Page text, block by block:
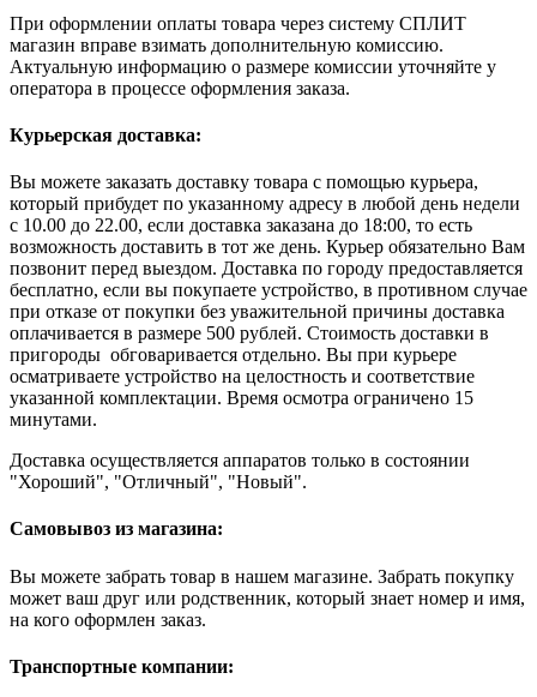
При оформлении оплаты товара через систему СПЛИТ
магазин вправе взимать дополнительную комиссию.
Актуальную информацию о размере комиссии уточняйте у
оператора в процессе оформления заказа.
Курьерская доставка:
Вы можете заказать доставку товара с помощью курьера,
который прибудет по указанному адресу в любой день недели
с 10.00 до 22.00, если доставка заказана до 18:00, то есть
возможность доставить в тот же день. Курьер обязательно Вам
позвонит перед выездом. Доставка по городу предоставляется
бесплатно, если вы покупаете устройство, в противном случае
при отказе от покупки без уважительной причины доставка
оплачивается в размере 500 рублей. Стоимость доставки в
пригороды обговаривается отдельно. Вы при курьере
осматриваете устройство на целостность и соответствие
указанной комплектации. Время осмотра ограничено 15
минутами.
Доставка осуществляется аппаратов только в состоянии
"Хороший", "Отличный", "Новый".
Самовывоз из магазина:
Вы можете забрать товар в нашем магазине. Забрать покупку
может ваш друг или родственник, который знает номер и имя,
на кого оформлен заказ.
Транспортные компании: